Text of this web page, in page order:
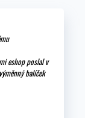
eshop poslal v
balíček